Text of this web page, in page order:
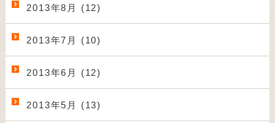
2013年8月 (12)
2013年7月 (10)
2013年6月 (12)
2013年5月 (13)